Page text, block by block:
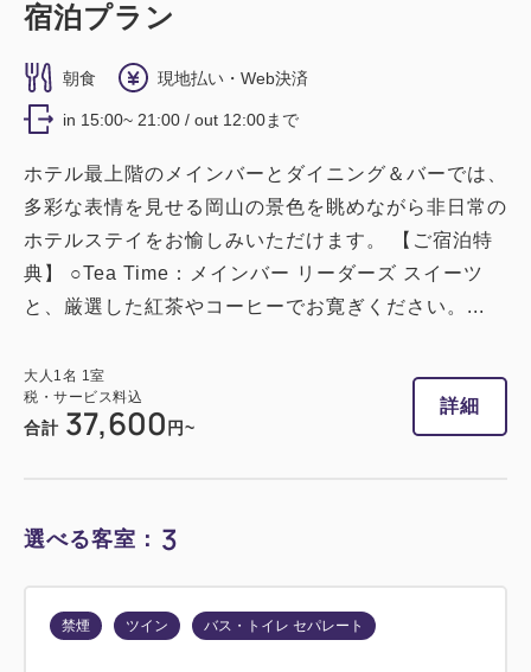
会員価格 36,800 円
大人 1 名
室
【禁煙】スタンダードツイン【32平
米】
禁煙 バス・トイレ：ユニットバス
1~2名
Wi-Fiあり（無料）
喫煙 ツイン
宿泊プラン
朝食 現地払い・Web決済
in 15:00~ 21:00 / out 12:00まで
ホテル最上階のメインバーとダイニング＆バーでは、
多彩な表情を見せる岡山の景色を眺めながら非日常の
ホテルステイをお愉しみいただけます。 【ご宿泊特
典】 ○Tea Time：メインバー リーダーズ スイーツ
と、厳選した紅茶やコーヒーでお寛ぎください。...
大人 1名 1室
税・サービス料込
合計 37,600 円~
詳細
選べる客室： 3
禁煙 ツイン バス・トイレ セパレート